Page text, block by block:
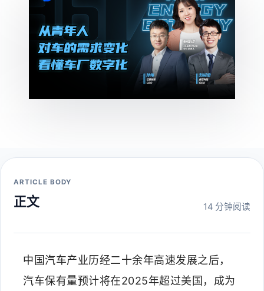
ARTICLE BODY
正文 14 分钟阅读
中国汽车产业历经二十余年高速发展之后，
汽车保有量预计将在2025年超过美国，成为